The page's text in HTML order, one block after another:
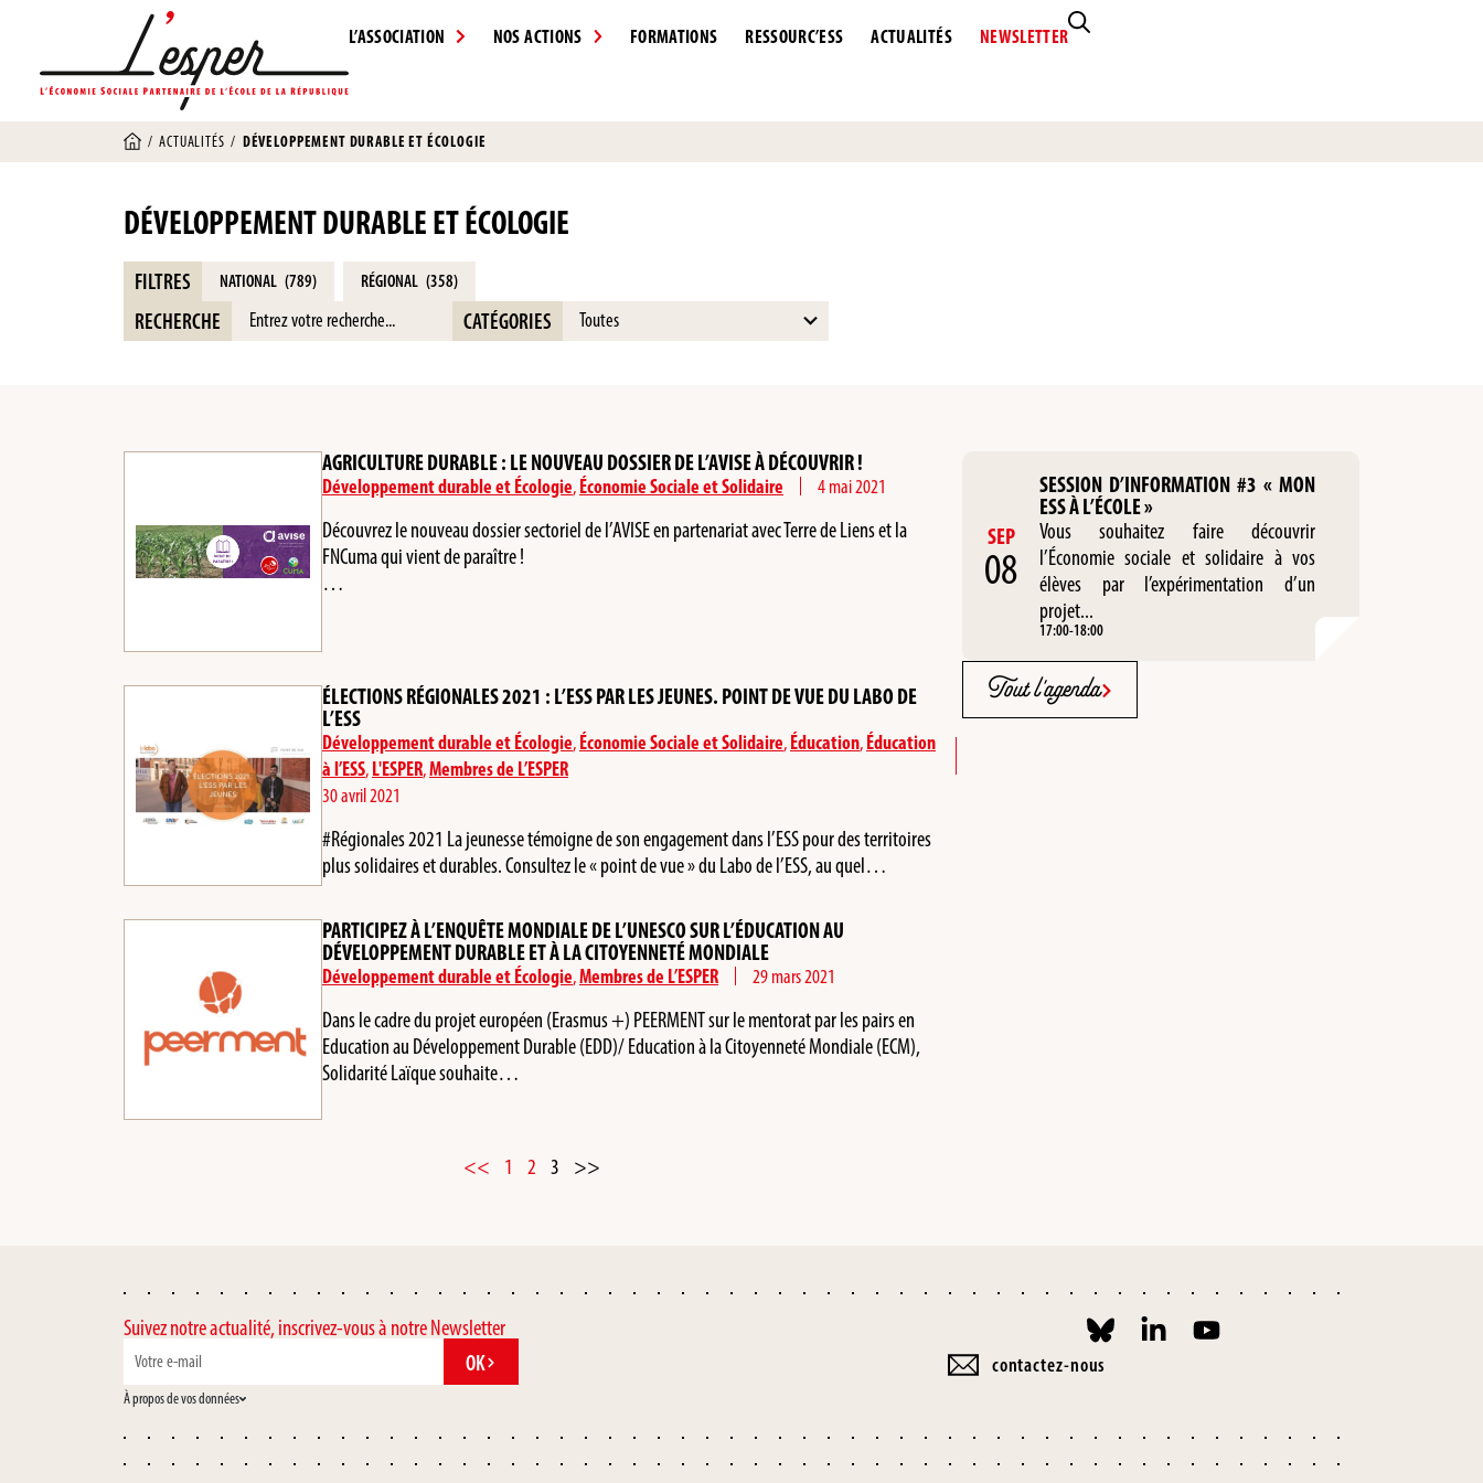
L’ASSOCIATION NOS ACTIONS FORMATIONS RESSOURC’ESS ACTUALITÉS NEWSLETTER
/ACTUALITÉS / DÉVELOPPEMENT DURABLE ET ÉCOLOGIE
DÉVELOPPEMENT DURABLE ET ÉCOLOGIE
FILTRES NATIONAL (789) RÉGIONAL (358)
RECHERCHE CATÉGORIES
results
AGRICULTURE DURABLE : LE NOUVEAU DOSSIER DE L’AVISE À DÉCOUVRIR !
Développement durable et Écologie,Économie Sociale et Solidaire 4 mai 2021
Découvrez le nouveau dossier sectoriel de l’AVISE en partenariat avec Terre de Liens et la
FNCuma qui vient de paraître !
…
ÉLECTIONS RÉGIONALES 2021 : L’ESS PAR LES JEUNES. POINT DE VUE DU LABO DE
L’ESS
Développement durable et Écologie,Économie Sociale et Solidaire,Éducation,Éducation
à l’ESS,L'ESPER,Membres de L’ESPER
30 avril 2021
#Régionales 2021 La jeunesse témoigne de son engagement dans l’ESS pour des territoires
plus solidaires et durables. Consultez le « point de vue » du Labo de l’ESS, au quel…
PARTICIPEZ À L’ENQUÊTE MONDIALE DE L’UNESCO SUR L’ÉDUCATION AU
DÉVELOPPEMENT DURABLE ET À LA CITOYENNETÉ MONDIALE
Développement durable et Écologie,Membres de L’ESPER 29 mars 2021
Dans le cadre du projet européen (Erasmus +) PEERMENT sur le mentorat par les pairs en
Education au Développement Durable (EDD)/ Education à la Citoyenneté Mondiale (ECM),
Solidarité Laïque souhaite…
<< 1 2 3 >>
SEP
08
SESSION D’INFORMATION #3 « MON
ESS À L’ÉCOLE »
Vous souhaitez faire découvrir
l’Économie sociale et solidaire à vos
élèves par l’expérimentation d’un
projet...
17:00-18:00
Tout l'agenda
Suivez notre actualité, inscrivez-vous à notre Newsletter
OK
À propos de vos données
contactez-nous